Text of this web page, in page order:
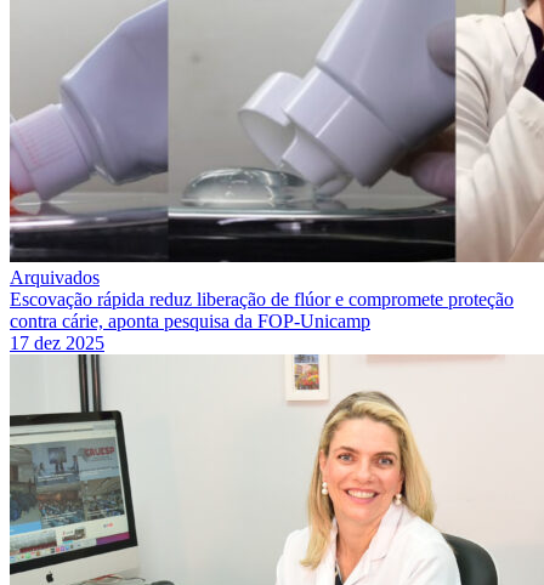
Arquivados
Escovação rápida reduz liberação de flúor e compromete proteção
contra cárie, aponta pesquisa da FOP-Unicamp
17 dez 2025